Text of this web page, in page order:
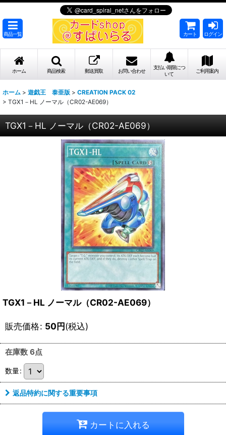
商品一覧 カート ログイン
ホーム 商品検索 郵送買取 お問い合わせ
支払い期限につ
いて
ご利用案内
ホーム > 遊戯王 泰亜版 > CREATION PACK 02
> TGX1－HL ノーマル（CR02-AE069）
TGX1－HL ノーマル（CR02-AE069）
TGX1－HL ノーマル（CR02-AE069）
販売価格: 50円(税込)
在庫数 6点
数量:
返品特約に関する重要事項
カートに入れる